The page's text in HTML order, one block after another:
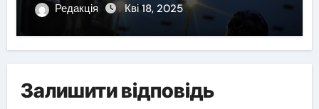
Редакція Кві 18, 2025
Залишити відповідь